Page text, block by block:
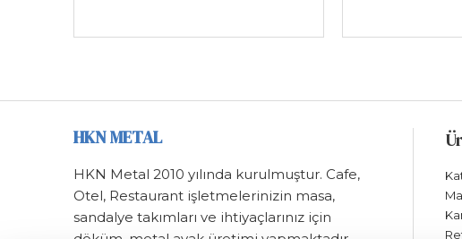
HKN METAL
HKN Metal 2010 yılında kurulmuştur. Cafe,
Otel, Restaurant işletmelerinizin masa,
sandalye takımları ve ihtiyaçlarınız için